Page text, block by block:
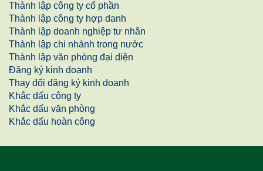
Thành lập công ty cổ phần
Thành lập công ty hợp danh
Thành lập doanh nghiệp tư nhân
Thành lập chi nhánh trong nước
Thành lập văn phòng đại diện
Đăng ký kinh doanh
Thay đổi đăng ký kinh doanh
Khắc dấu công ty
Khắc dấu văn phòng
Khắc dấu hoàn công